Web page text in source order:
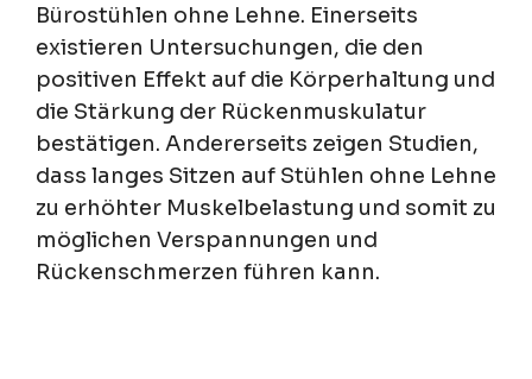
Bürostühlen ohne Lehne. Einerseits
existieren Untersuchungen, die den
positiven Effekt auf die Körperhaltung und
die Stärkung der Rückenmuskulatur
bestätigen. Andererseits zeigen Studien,
dass langes Sitzen auf Stühlen ohne Lehne
zu erhöhter Muskelbelastung und somit zu
möglichen Verspannungen und
Rückenschmerzen führen kann.